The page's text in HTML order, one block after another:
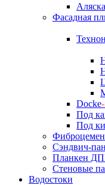
Аляска
Фасадная
Docke
Под
Под
Сэндвич-
Планкен
Стеновые
Водостоки